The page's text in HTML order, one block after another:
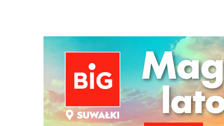
Ścieżka
nawigacyjna
Strona główna Z życia miasta / Akt
Z ŻYCIA MIASTA 09/06/2026 / 7 Komentarzy
Akt erekcyjny wmurowany na budowie